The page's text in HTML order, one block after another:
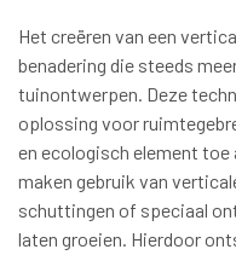
Het creëren van een
benadering die steeds
tuinontwerpen. Deze
oplossing voor
en ecologisch element
maken gebruik van
schuttingen of speciaal
laten groeien. Hierdoor